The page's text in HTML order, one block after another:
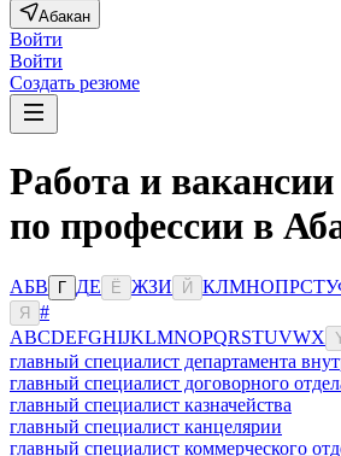
Абакан
Войти
Войти
Создать резюме
Работа и вакансии
по профессии в
АБВ Г ДЕ Ё ЖЗИ Й КЛМНОПРСТУ
Я
#
ABCDEFGHIJKLMNOPQRSTUVWX
главный специалист департамента
главный специалист договорного
главный специалист казначейства
главный специалист канцелярии
главный специалист коммерческого